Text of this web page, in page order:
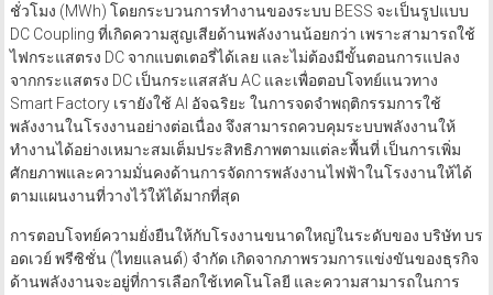
ชั่วโมง (MWh) โดยกระบวนการทำงานของระบบ BESS จะเป็นรูปแบบ
DC Coupling ที่เกิดความสูญเสียด้านพลังงานน้อยกว่า เพราะสามารถใช้
ไฟกระแสตรง DC จากแบตเตอรี่ได้เลย และไม่ต้องมีขั้นตอนการแปลง
จากกระแสตรง DC เป็นกระแสสลับ AC และเพื่อตอบโจทย์แนวทาง
Smart Factory เรายังใช้ AI อัจฉริยะ ในการจดจำพฤติกรรมการใช้
พลังงานในโรงงานอย่างต่อเนื่อง จึงสามารถควบคุมระบบพลังงานให้
ทำงานได้อย่างเหมาะสมเต็มประสิทธิภาพตามแต่ละพื้นที่ เป็นการเพิ่ม
ศักยภาพและความมั่นคงด้านการจัดการพลังงานไฟฟ้าในโรงงานให้ได้
ตามแผนงานที่วางไว้ให้ได้มากที่สุด
การตอบโจทย์ความยั่งยืนให้กับโรงงานขนาดใหญ่ในระดับของ บริษัท บร
อดเวย์ พรีซิชั่น (ไทยแลนด์) จำกัด เกิดจากภาพรวมการแข่งขันของธุรกิจ
ด้านพลังงานจะอยู่ที่การเลือกใช้เทคโนโลยี และความสามารถในการ